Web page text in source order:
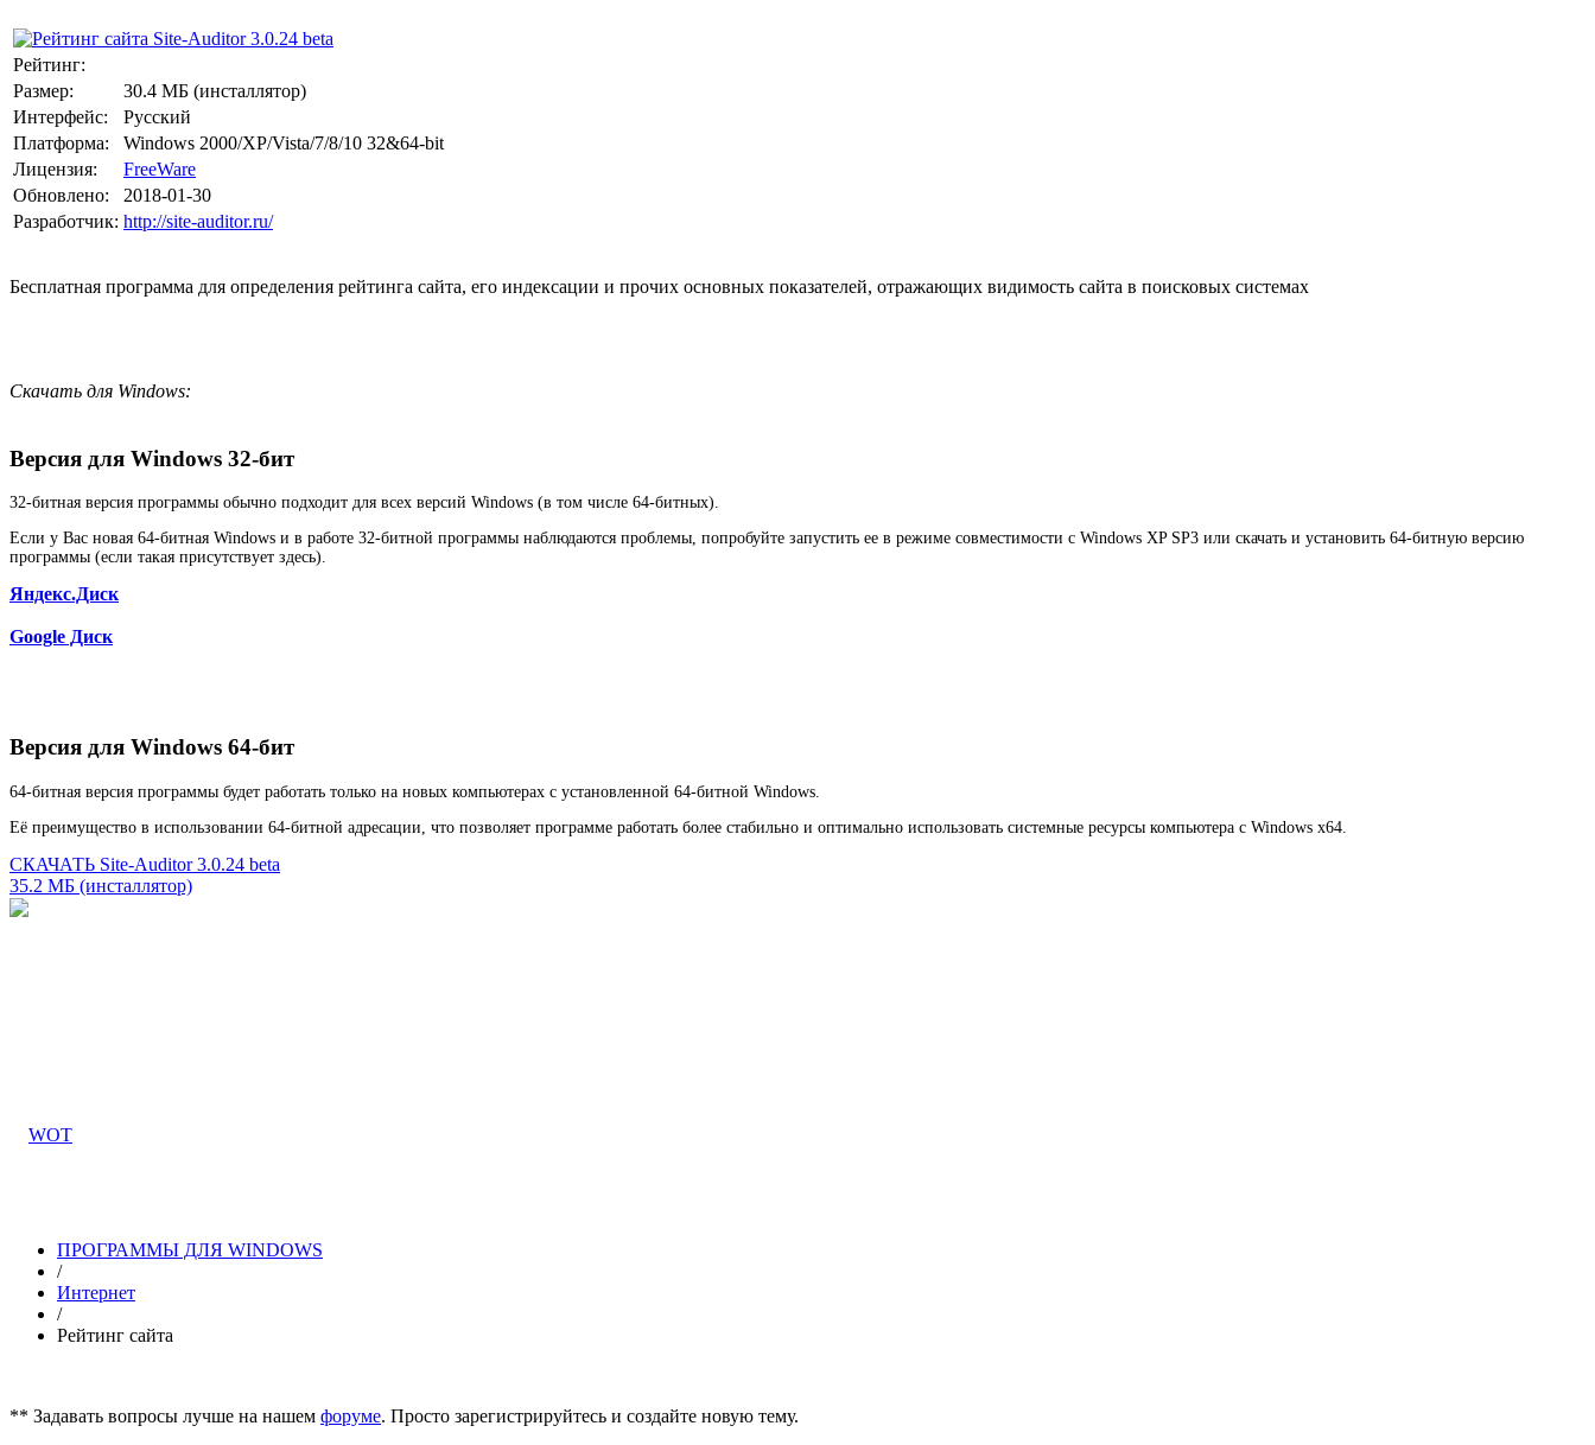
Рейтинг:
Размер:
30.4 МБ (инсталлятор)
Интерфейс:
Русский
Платформа:
Windows 2000/XP/Vista/7/8/10 32&64-bit
Лицензия:
FreeWare
Обновлено:
2018-01-30
Разработчик: http://site-auditor.ru/
Бесплатная программа для определения рейтинга сайта, его индексации и прочих основных показателей, отражающих видимость сайта в поисковых системах
Скачать для Windows:
Версия для Windows 32-бит
32-битная версия программы обычно подходит для всех версий Windows (в том числе 64-битных).
Если у Вас новая 64-битная Windows и в работе 32-битной программы наблюдаются проблемы, попробуйте запустить ее в режиме совместимости с Windows XP SP3 или скачать и установить 64-битную версию
программы (если такая присутствует здесь).
Яндекс.Диск
Google Диск
Версия для Windows 64-бит
64-битная версия программы будет работать только на новых компьютерах с установленной 64-битной Windows.
Её преимущество в использовании 64-битной адресации, что позволяет программе работать более стабильно и оптимально использовать системные ресурсы компьютера с Windows x64.
СКАЧАТЬ Site-Auditor 3.0.24 beta
35.2 МБ (инсталлятор)
ПРОГРАММЫ ДЛЯ WINDOWS
/
Интернет
/
Рейтинг сайта
** Задавать вопросы лучше на нашем форуме. Просто зарегистрируйтесь и создайте новую тему.